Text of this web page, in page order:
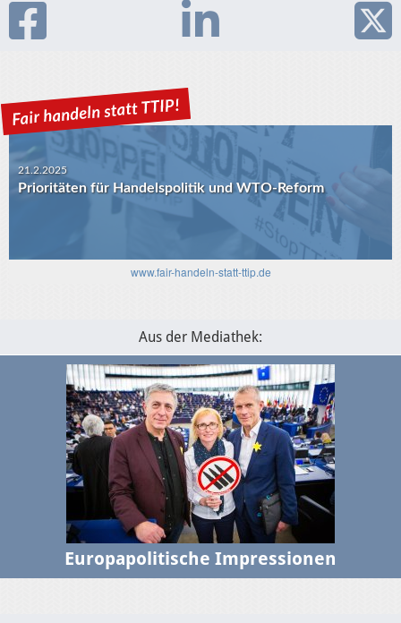
Prioritäten für Handelspolitik und WTO-Reform
USA-EU: Die Algorithmen und das transatlantische
www.fair-handeln-statt-ttip.de
Aus der Mediathek:
Europapolitische Impressionen